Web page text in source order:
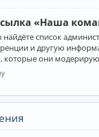
«Наша
найдёте список
и другую
которые они